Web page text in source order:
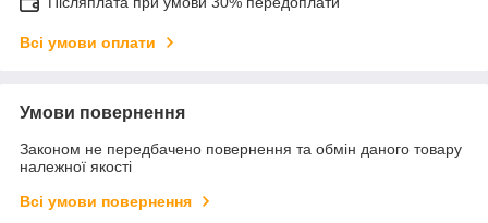
Всі умови оплати
Умови повернення
Законом не передбачено повернення та обмін даного товару
належної якості
Всі умови повернення